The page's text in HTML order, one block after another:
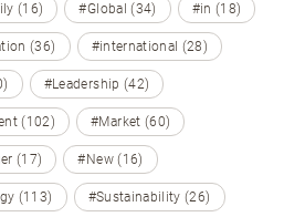
(16) #Global (34) #in (18)
(36) #international (28)
#Leadership (42)
(102) #Market (60)
(17) #New (16)
(113) #Sustainability (26)